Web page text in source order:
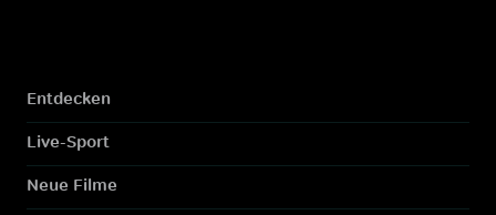
Entdecken
Live-Sport
Neue Filme